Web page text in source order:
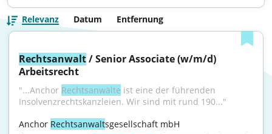
Relevanz Datum Entfernung
Rechtsanwalt / Senior Associate (w/m/d)
Arbeitsrecht
"...Anchor Rechtsanwälte ist eine der führenden
Insolvenzrechtskanzleien. Wir sind mit rund 190..."
Anchor Rechtsanwaltsgesellschaft mbH